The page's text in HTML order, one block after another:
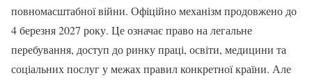
повномасштабної війни. Офіційно механізм продовжено до
4 березня 2027 року. Це означає право на легальне
перебування, доступ до ринку праці, освіти, медицини та
соціальних послуг у межах правил конкретної країни. Але